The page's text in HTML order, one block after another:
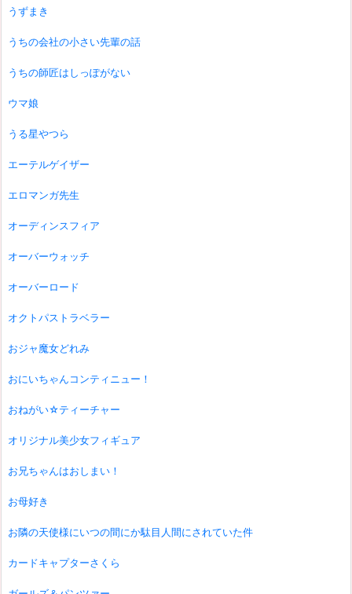
うずまき
うちの会社の小さい先輩の話
うちの師匠はしっぽがない
ウマ娘
うる星やつら
エーテルゲイザー
エロマンガ先生
オーディンスフィア
オーバーウォッチ
オーバーロード
オクトパストラベラー
おジャ魔女どれみ
おにいちゃんコンティニュー！
おねがい☆ティーチャー
オリジナル美少女フィギュア
お兄ちゃんはおしまい！
お母好き
お隣の天使様にいつの間にか駄目人間にされていた件
カードキャプターさくら